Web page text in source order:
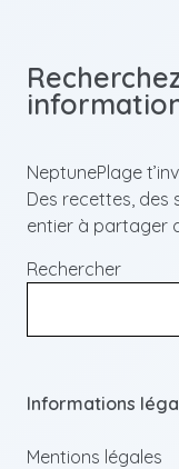
NeptunePlage
Des recettes, des
entier à partager
Rechercher
Informations
Mentions légales